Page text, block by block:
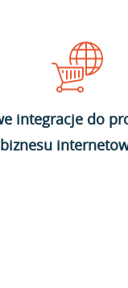
integracje do
biznesu